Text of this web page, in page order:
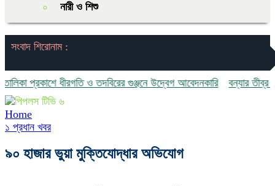
নারী ও শিশু
সংবাদ শিরোনাম :
প্রকাশে ধীরগতি ও তদবিরের গুঞ্জনে উদ্বেগ আবেদনকারি বন্যার তীব্র স্রোতে
Home
১ প্রধান খবর
৯০ হাজার ভুয়া মুক্তিযোদ্ধার অভিযোগ